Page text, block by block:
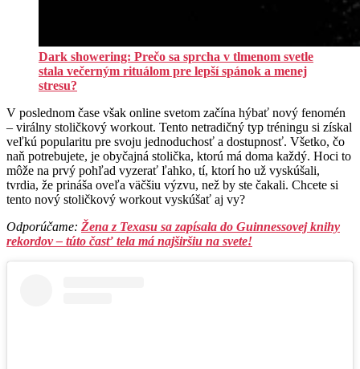
Dark showering: Prečo sa sprcha v tlmenom svetle
stala večerným rituálom pre lepší spánok a menej
stresu?
V poslednom čase však online svetom začína hýbať nový fenomén
– virálny stoličkový workout. Tento netradičný typ tréningu si získal
veľkú popularitu pre svoju jednoduchosť a dostupnosť. Všetko, čo
naň potrebujete, je obyčajná stolička, ktorú má doma každý. Hoci to
môže na prvý pohľad vyzerať ľahko, tí, ktorí ho už vyskúšali,
tvrdia, že prináša oveľa väčšiu výzvu, než by ste čakali. Chcete si
tento nový stoličkový workout vyskúšať aj vy?
Odporúčame: Žena z Texasu sa zapísala do Guinnessovej knihy
rekordov – túto časť tela má najširšiu na svete!